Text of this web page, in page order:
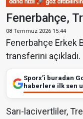
Fenerbahçe,
08 Temmuz 2026 15:44
Fenerbahçe Erkek
transferini açıkladı.
Sporx’i buradan
haberlere ilk sen
Sarı-lacivertliler,